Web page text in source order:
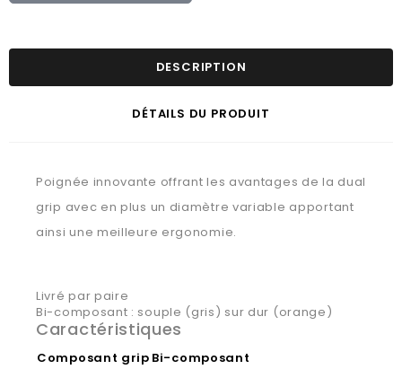
DESCRIPTION
DÉTAILS DU PRODUIT
Poignée innovante offrant les avantages de la dual
grip avec en plus un diamètre variable apportant
ainsi une meilleure ergonomie.
Livré par paire
Bi-composant : souple (gris) sur dur (orange)
Caractéristiques
Composant grip Bi-composant